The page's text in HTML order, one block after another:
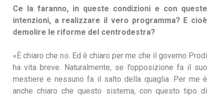
Ce la faranno, in queste condizioni e con queste
intenzioni, a realizzare il vero programma? E cioè
demolire le riforme del centrodestra?
«È chiaro che no. Ed è chiaro per me che il governo Prodi
ha vita breve. Naturalmente, se l’opposizione fa il suo
mestiere e nessuno fa il salto della quaglia. Per me è
anche chiaro che questo sistema, con questo tipo di